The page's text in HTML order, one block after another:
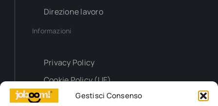
Gestisci Consenso
Direzione lavoro
Informazioni
Privacy Policy
Cookie Policy (UE)
Contatti